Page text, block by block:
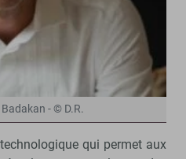
- © D.R.
qui permet aux